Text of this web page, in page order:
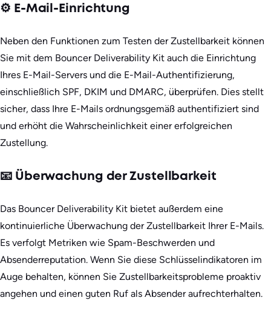
⚙️ E-Mail-Einrichtung
Neben den Funktionen zum Testen der Zustellbarkeit können
Sie mit dem Bouncer Deliverability Kit auch die Einrichtung
Ihres E-Mail-Servers und die E-Mail-Authentifizierung,
einschließlich SPF, DKIM und DMARC, überprüfen. Dies stellt
sicher, dass Ihre E-Mails ordnungsgemäß authentifiziert sind
und erhöht die Wahrscheinlichkeit einer erfolgreichen
Zustellung.
📧 Überwachung der Zustellbarkeit
Das Bouncer Deliverability Kit bietet außerdem eine
kontinuierliche Überwachung der Zustellbarkeit Ihrer E-Mails.
Es verfolgt Metriken wie Spam-Beschwerden und
Absenderreputation. Wenn Sie diese Schlüsselindikatoren im
Auge behalten, können Sie Zustellbarkeitsprobleme proaktiv
angehen und einen guten Ruf als Absender aufrechterhalten.